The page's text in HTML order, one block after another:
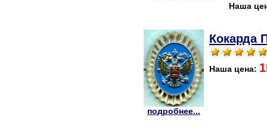
Наша
подробнее...
Кокарда
Наша цена: